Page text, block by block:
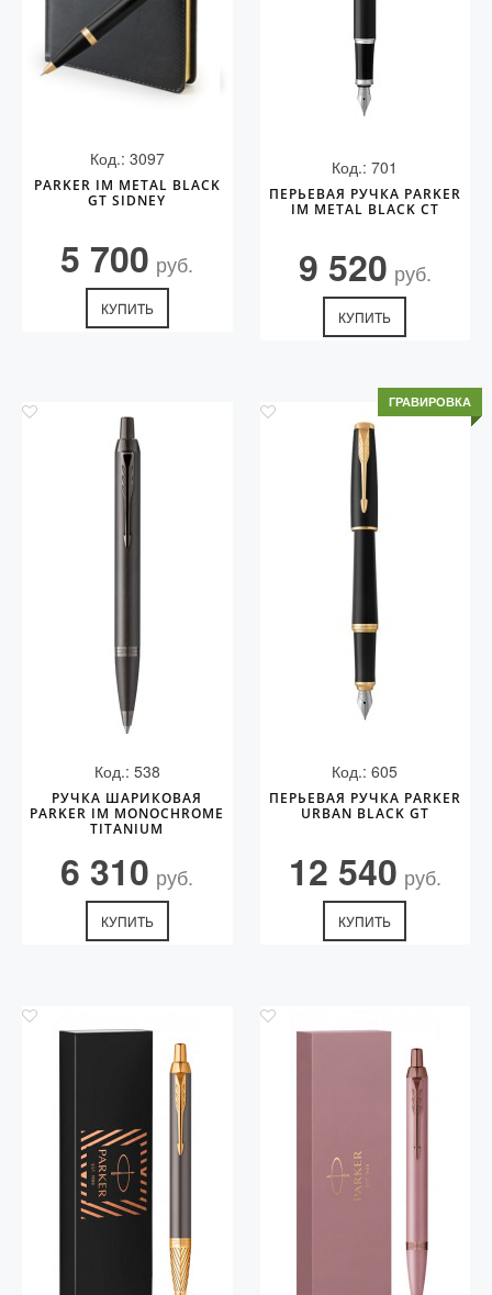
Код.: 3097
PARKER IM METAL BLACK
GT SIDNEY
5 700 руб.
КУПИТЬ
Код.: 701
ПЕРЬЕВАЯ РУЧКА PARKER
IM METAL BLACK CT
9 520 руб.
КУПИТЬ
Код.: 538
РУЧКА ШАРИКОВАЯ
PARKER IM MONOCHROME
TITANIUM
6 310 руб.
КУПИТЬ
ГРАВИРОВКА
Код.: 605
ПЕРЬЕВАЯ РУЧКА PARKER
URBAN BLACK GT
12 540 руб.
КУПИТЬ